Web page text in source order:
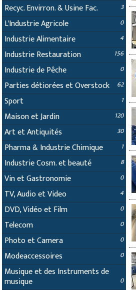
Recyc. Envirron. & Usine Fac. 3
L'Industrie Agricole 0
Industrie Alimentaire 4
Industrie Restauration 156
Industrie de Pêche 0
Parties détiorées et Overstock 62
Sport 1
Maison et Jardin 120
Art et Antiquités 30
Pharma & Industrie Chimique 1
Industrie Cosm. et beauté 8
Vin et Gastronomie 0
TV, Audio et Video 4
DVD, Vidéo et Film 0
Telecom 0
Photo et Camera 0
Modeaccessoires 0
Musique et des Instruments de
musique 0